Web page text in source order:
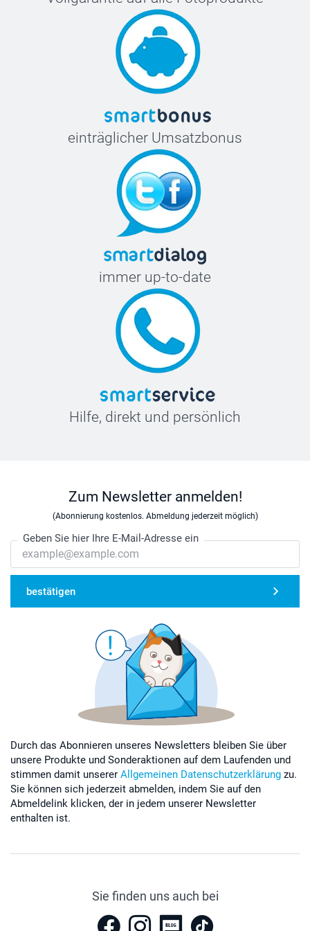
einträglicher Umsatzbonus
immer up-to-date
Hilfe, direkt und persönlich
Zum Newsletter anmelden!
(Abonnierung kostenlos. Abmeldung jederzeit möglich)
Geben Sie hier Ihre E-Mail-Adresse ein
bestätigen
Durch das Abonnieren unseres Newsletters bleiben Sie über
unsere Produkte und Sonderaktionen auf dem Laufenden und
stimmen damit unserer Allgemeinen Datenschutzerklärung zu.
Sie können sich jederzeit abmelden, indem Sie auf den
Abmeldelink klicken, der in jedem unserer Newsletter
enthalten ist.
Sie finden uns auch bei